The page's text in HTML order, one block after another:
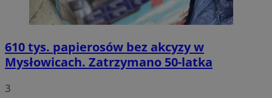
610 tys. papierosów bez akcyzy w
Mysłowicach. Zatrzymano 50-latka
3